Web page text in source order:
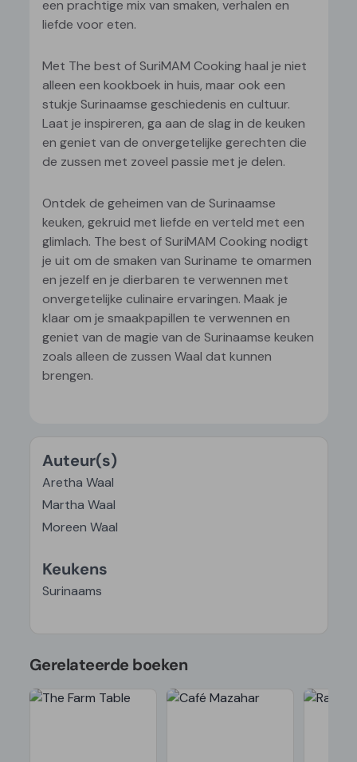
een prachtige mix van smaken, verhalen en
liefde voor eten.
Met The best of SuriMAM Cooking haal je niet
alleen een kookboek in huis, maar ook een
stukje Surinaamse geschiedenis en cultuur.
Laat je inspireren, ga aan de slag in de keuken
en geniet van de onvergetelijke gerechten die
de zussen met zoveel passie met je delen.
Ontdek de geheimen van de Surinaamse
keuken, gekruid met liefde en verteld met een
glimlach. The best of SuriMAM Cooking nodigt
je uit om de smaken van Suriname te omarmen
en jezelf en je dierbaren te verwennen met
onvergetelijke culinaire ervaringen. Maak je
klaar om je smaakpapillen te verwennen en
geniet van de magie van de Surinaamse keuken
zoals alleen de zussen Waal dat kunnen
brengen.
Auteur(s)
Aretha Waal
Martha Waal
Moreen Waal
Keukens
Surinaams
Gerelateerde boeken